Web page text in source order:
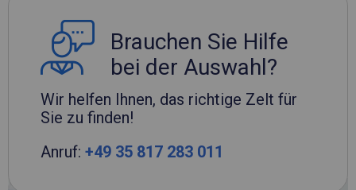
Brauchen Sie Hilfe
bei der Auswahl?
Wir helfen Ihnen, das richtige Zelt für
Sie zu finden!
Anruf: +49 35 817 283 011